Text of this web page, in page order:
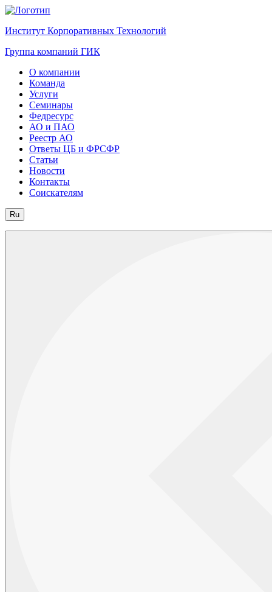
Институт Корпоративных Технологий
Группа компаний ГИК
О компании
Команда
Услуги
Семинары
Федресурс
АО и ПАО
Реестр АО
Ответы ЦБ и ФРСФР
Статьи
Новости
Контакты
Соискателям
Ru